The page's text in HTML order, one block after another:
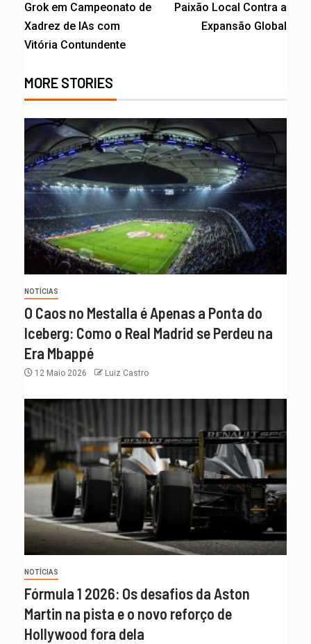
Grok em Campeonato de
Xadrez de IAs com
Vitória Contundente
Paixão Local Contra a
Expansão Global
MORE STORIES
NOTÍCIAS
O Caos no Mestalla é Apenas a Ponta do
Iceberg: Como o Real Madrid se Perdeu na
Era Mbappé
12 Maio 2026 Luiz Castro
NOTÍCIAS
Fórmula 1 2026: Os desafios da Aston
Martin na pista e o novo reforço de
Hollywood fora dela